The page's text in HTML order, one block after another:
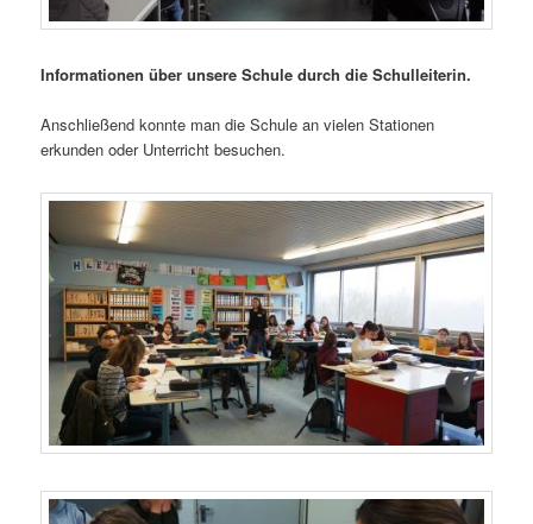
Informationen über unsere Schule durch die Schulleiterin.
Anschließend konnte man die Schule an vielen Stationen
erkunden oder Unterricht besuchen.